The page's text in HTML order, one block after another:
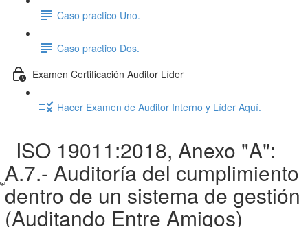
Caso practico Uno.
Caso practico Dos.
Examen Certificación Auditor Líder
Hacer Examen de Auditor Interno y Líder Aquí.
ISO 19011:2018, Anexo "A":
A.7.- Auditoría del cumplimiento
dentro de un sistema de gestión
(Auditando Entre Amigos)